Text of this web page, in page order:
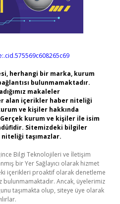
herhangi bir marka, kurum
bulunmamaktadır.
makaleler
alan içerikler haber niteliği
ve kişiler hakkında
kurum ve kişiler ile isim
Sitemizdeki bilgiler
taşımazlar.
Bilgi Teknolojileri ve İletişim
bir Yer Sağlayıcı olarak hizmet
içerikleri proaktif olarak denetleme
bulunmamaktadır. Ancak, üyelerimiz
taşımakta olup, siteye üye olarak